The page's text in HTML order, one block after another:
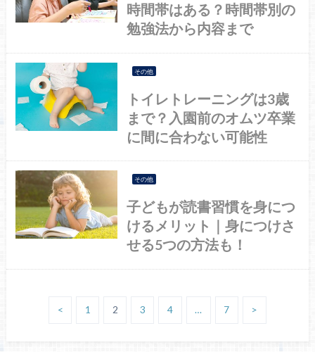
時間帯はある？時間帯別の
勉強法から内容まで
その他
トイレトレーニングは3歳
まで？入園前のオムツ卒業
に間に合わない可能性
その他
子どもが読書習慣を身につ
けるメリット｜身につけさ
せる5つの方法も！
< 1 2 3 4 … 7 >